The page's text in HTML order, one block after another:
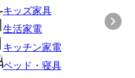
キッズ家具
生活家電
キッチン家電
ベッド・寝具